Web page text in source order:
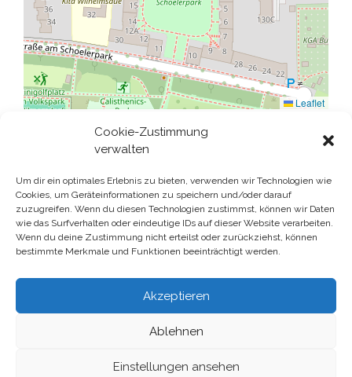
Cookie-Zustimmung
verwalten
Um dir ein optimales Erlebnis zu bieten, verwenden wir Technologien wie
Cookies, um Geräteinformationen zu speichern und/oder darauf
zuzugreifen. Wenn du diesen Technologien zustimmst, können wir Daten
wie das Surfverhalten oder eindeutige IDs auf dieser Website verarbeiten.
Wenn du deine Zustimmung nicht erteilst oder zurückziehst, können
bestimmte Merkmale und Funktionen beeinträchtigt werden.
Akzeptieren
Ablehnen
Einstellungen ansehen
Leaflet
Gutscheine & Kundenkarte
Datenschutz